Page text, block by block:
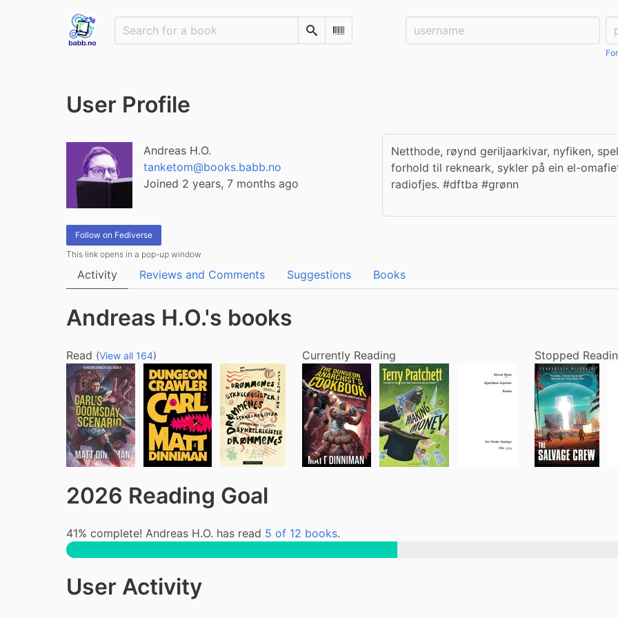
SearchScan Barcode
Username:
User Profile
Andreas H.O.
tanketom@books.babb.no
Joined 2 years, 7 months ago
Netthode, røynd geriljaarkivar, nyfiken,
forhold til rekneark, sykler på ein el-
radiofjes. #dftba #grønn
Follow on Fediverse
This link opens in a pop-up window
Activity Reviews and Comments Suggestions Books
Andreas H.O.'s books
Read (View all 164) Currently Reading Stopped
2026 Reading Goal
41% complete! Andreas H.O. has read 5 of 12 books.
User Activity